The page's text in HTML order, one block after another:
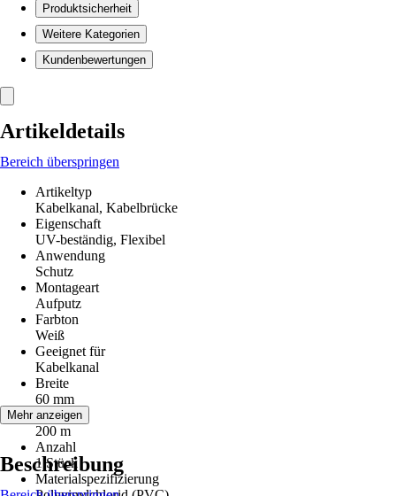
Produktsicherheit
Weitere Kategorien
Kundenbewertungen
Artikeldetails
Bereich überspringen
Artikeltyp
Kabelkanal, Kabelbrücke
Eigenschaft
UV-beständig, Flexibel
Anwendung
Schutz
Montageart
Aufputz
Farbton
Weiß
Geeignet für
Kabelkanal
Breite
60 mm
Länge
200 m
Anzahl
1 Stück
Materialspezifizierung
Mehr anzeigen
Beschreibung